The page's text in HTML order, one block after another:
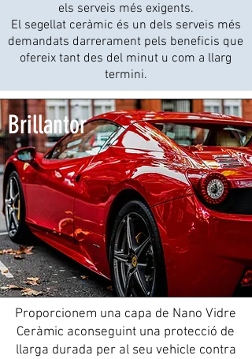
els serveis més exigents.
El segellat ceràmic és un dels serveis més
demandats darrerament pels beneficis que
ofereix tant des del minut u com a llarg
termini.
Brillantor
Proporcionem una capa de Nano Vidre
Ceràmic aconseguint una protecció de
llarga durada per al seu vehicle contra